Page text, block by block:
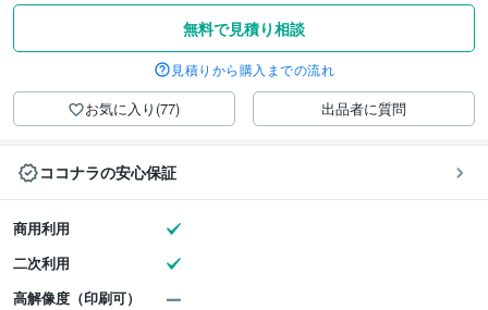
無料で見積り相談
見積りから購入までの流れ
お気に入り(77) 出品者に質問
ココナラの安心保証
商用利用
二次利用
高解像度（印刷可）